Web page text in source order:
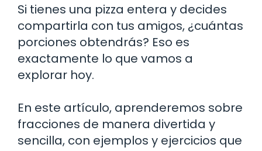
Si tienes una pizza entera y decides
compartirla con tus amigos, ¿cuántas
porciones obtendrás? Eso es
exactamente lo que vamos a
explorar hoy.
En este artículo, aprenderemos sobre
fracciones de manera divertida y
sencilla, con ejemplos y ejercicios que